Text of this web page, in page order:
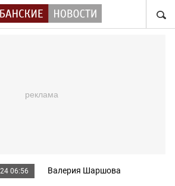
06:56 Валерия Шаршова